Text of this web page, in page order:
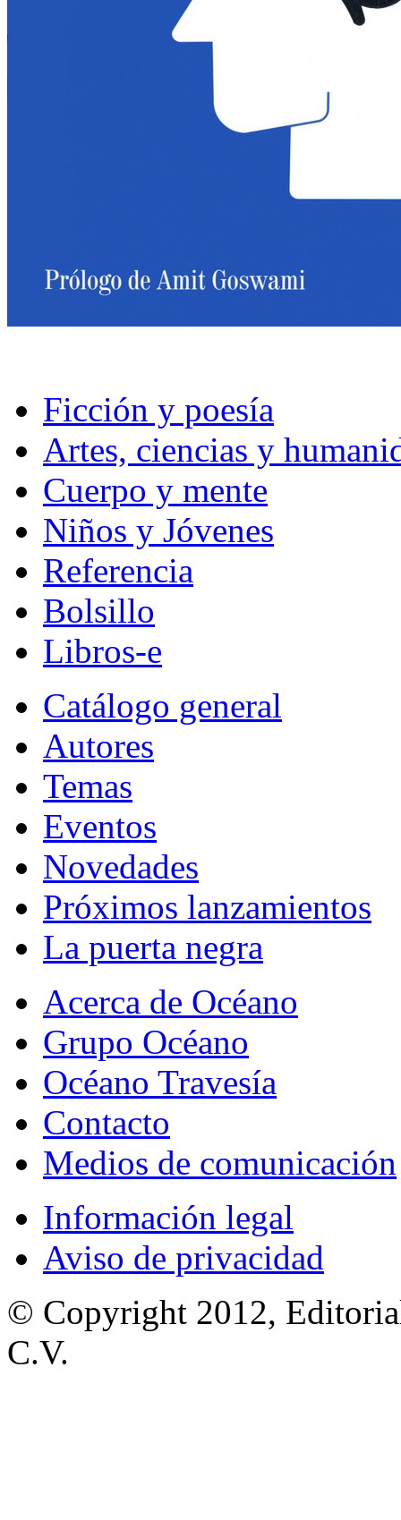
Ficción y poesía
Artes, ciencias y
Cuerpo y mente
Niños y Jóvenes
Referencia
Bolsillo
Libros-e
Catálogo general
Autores
Temas
Eventos
Novedades
Próximos lanzamientos
La puerta negra
Acerca de Océano
Grupo Océano
Océano Travesía
Contacto
Medios de comunicación
Información legal
Aviso de privacidad
© Copyright 2012,
C.V.